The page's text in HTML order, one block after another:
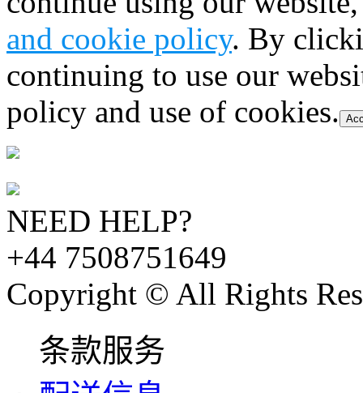
and cookie policy. By
continuing to use our
policy and use of cookies.
NEED HELP?
+44 7508751649
Copyright © All Rights
条款服务